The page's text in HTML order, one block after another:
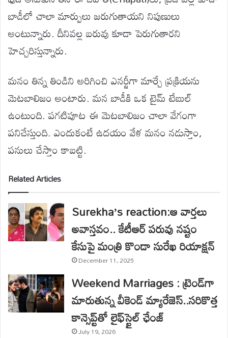
బాడీలో చాలా మార్పులు జరుగుతాయని నిపుణులు
అంటున్నారు. దీనివల్ల బరువు కూడా పెరుగుతారని
హెచ్చరిస్తున్నారు.
మనం తిన్న తిండిని అరిగించి ఎనర్జీగా మార్చే ప్రక్రియను
మెటబాలిజం అంటారు. మన బాడీకి ఒక టైమ్ టేబుల్
ఉంటుంది. పగటిపూట ఈ మెటబాలిజం చాలా వేగంగా
పనిచేస్తుంది. ఎందుకంటే ఉదయం వేళ మనం నడుస్తాం,
పనులు చేస్తాం కాబట్టి.
Related Articles
Surekha’s reaction:ఆ వార్తలు
అవాస్తవం.. కేటీఆర్ పరువు నష్టం
కేసుపై మంత్రి కొండా సురేఖ రియాక్షన్
December 11, 2025
Weekend Marriages : ట్రెండ్‌గా
మారుతున్న వీకెండ్ మ్యారేజెస్..సరికొత్త
కాన్సెప్ట్‌తో లైఫ్‌స్టైల్‌ ఛేంజ్
July 19, 2026